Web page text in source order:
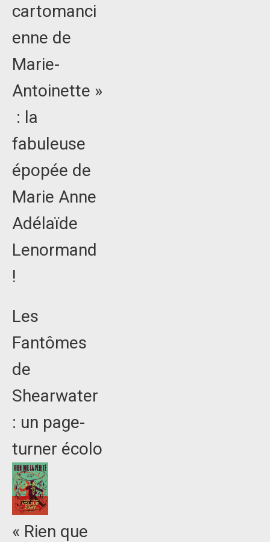
cartomanci
enne de
Marie-
Antoinette »
: la
fabuleuse
épopée de
Marie Anne
Adélaïde
Lenormand
!
Les
Fantômes
de
Shearwater
: un page-
turner écolo
« Rien que